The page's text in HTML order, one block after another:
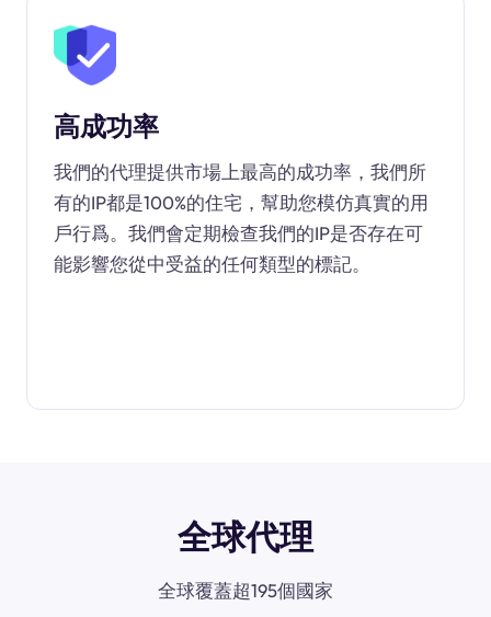
高成功率
我們的代理提供市場上最高的成功率，我們所
有的IP都是100%的住宅，幫助您模仿真實的用
戶行爲。我們會定期檢查我們的IP是否存在可
能影響您從中受益的任何類型的標記。
全球代理
全球覆蓋超195個國家